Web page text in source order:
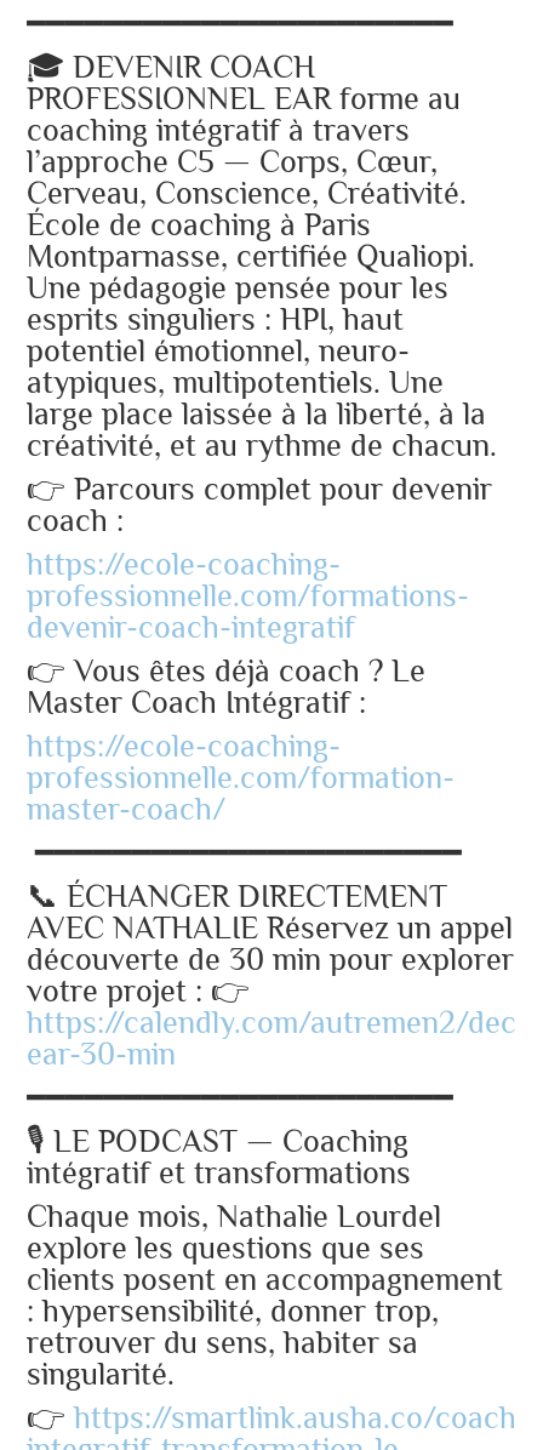
━━━━━━━━━━━━━━━━━━━━━━
🎓 DEVENIR COACH
PROFESSIONNEL EAR forme au
coaching intégratif à travers
l’approche C5 — Corps, Cœur,
Cerveau, Conscience, Créativité.
École de coaching à Paris
Montparnasse, certifiée Qualiopi.
Une pédagogie pensée pour les
esprits singuliers : HPI, haut
potentiel émotionnel, neuro-
atypiques, multipotentiels. Une
large place laissée à la liberté, à la
créativité, et au rythme de chacun.
👉 Parcours complet pour devenir
coach :
https://ecole-coaching-
professionnelle.com/formations-
devenir-coach-integratif
👉 Vous êtes déjà coach ? Le
Master Coach Intégratif :
https://ecole-coaching-
professionnelle.com/formation-
master-coach/
━━━━━━━━━━━━━━━━━━━━━━
📞 ÉCHANGER DIRECTEMENT
AVEC NATHALIE Réservez un appel
découverte de 30 min pour explorer
votre projet : 👉
https://calendly.com/autremen2/
ear-30-min
━━━━━━━━━━━━━━━━━━━━━━
🎙️ LE PODCAST — Coaching
intégratif et transformations
Chaque mois, Nathalie Lourdel
explore les questions que ses
clients posent en accompagnement
: hypersensibilité, donner trop,
retrouver du sens, habiter sa
singularité.
👉 https://smartlink.ausha.co/